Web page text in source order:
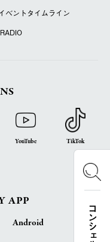
ベントタイムライン
YouTube TikTok
APP
Android